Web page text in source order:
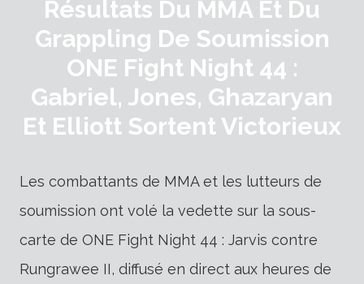
Résultats Du MMA Et Du
Grappling De Soumission
ONE Fight Night 44 :
Gabriel, Jones, Ghazaryan
Et Elliott Sortent Victorieux
Les combattants de MMA et les lutteurs de
soumission ont volé la vedette sur la sous-
carte de ONE Fight Night 44 : Jarvis contre
Rungrawee II, diffusé en direct aux heures de